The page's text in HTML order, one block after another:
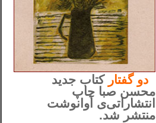
دوگفتار کتاب جدید
محسن صبا چاپ
انتشاراتی‌ی آوانوشت
منتشر شد.